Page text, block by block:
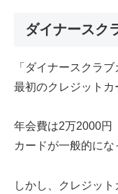
ダイナースク
「ダイナースクラ
最初のクレジットカ
年会費は2万2000円
カードが一般的にな
しかし、クレジッ